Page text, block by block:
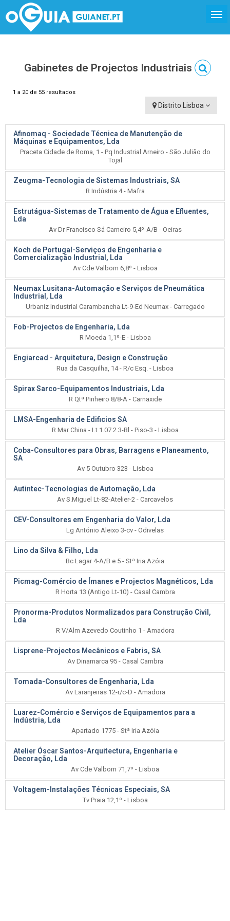
Gabinetes de Projectos Industriais
1 a 20 de 55 resultados
Distrito Lisboa
Afinomaq - Sociedade Técnica de Manutenção de
Máquinas e Equipamentos, Lda
Praceta Cidade de Roma, 1 - Pq Industrial Arneiro - São Julião do
Tojal
Zeugma-Tecnologia de Sistemas Industriais, SA
R Indústria 4 - Mafra
Estrutágua-Sistemas de Tratamento de Água e Efluentes,
Lda
Av Dr Francisco Sá Carneiro 5,4º-A/B - Oeiras
Koch de Portugal-Serviços de Engenharia e
Comercialização Industrial, Lda
Av Cde Valbom 6,8º - Lisboa
Neumax Lusitana-Automação e Serviços de Pneumática
Industrial, Lda
Urbaniz Industrial Carambancha Lt-9-Ed Neumax - Carregado
Fob-Projectos de Engenharia, Lda
R Moeda 1,1º-E - Lisboa
Engiarcad - Arquitetura, Design e Construção
Rua da Casquilha, 14 - R/c Esq. - Lisboa
Spirax Sarco-Equipamentos Industriais, Lda
R Qtª Pinheiro 8/8-A - Carnaxide
LMSA-Engenharia de Edificios SA
R Mar China - Lt 1.07.2.3-Bl - Piso-3 - Lisboa
Coba-Consultores para Obras, Barragens e Planeamento,
SA
Av 5 Outubro 323 - Lisboa
Autintec-Tecnologias de Automação, Lda
Av S.Miguel Lt-82-Atelier-2 - Carcavelos
CEV-Consultores em Engenharia do Valor, Lda
Lg António Aleixo 3-cv - Odivelas
Lino da Silva & Filho, Lda
Bc Lagar 4-A/B e 5 - Stª Iria Azóia
Picmag-Comércio de Ímanes e Projectos Magnéticos, Lda
R Horta 13 (Antigo Lt-10) - Casal Cambra
Pronorma-Produtos Normalizados para Construção Civil,
Lda
R V/Alm Azevedo Coutinho 1 - Amadora
Lisprene-Projectos Mecânicos e Fabris, SA
Av Dinamarca 95 - Casal Cambra
Tomada-Consultores de Engenharia, Lda
Av Laranjeiras 12-r/c-D - Amadora
Luarez-Comércio e Serviços de Equipamentos para a
Indústria, Lda
Apartado 1775 - Stª Iria Azóia
Atelier Óscar Santos-Arquitectura, Engenharia e
Decoração, Lda
Av Cde Valbom 71,7º - Lisboa
Voltagem-Instalações Técnicas Especiais, SA
Tv Praia 12,1º - Lisboa